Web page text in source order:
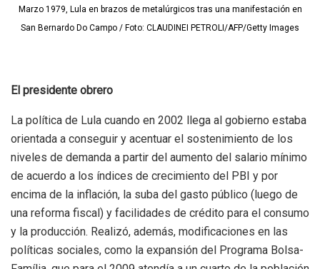
Marzo 1979, Lula en brazos de metalúrgicos tras una manifestación en
San Bernardo Do Campo / Foto: CLAUDINEI PETROLI/AFP/Getty Images
El presidente obrero
La política de Lula cuando en 2002 llega al gobierno estaba
orientada a conseguir y acentuar el sostenimiento de los
niveles de demanda a partir del aumento del salario mínimo
de acuerdo a los índices de crecimiento del PBI y por
encima de la inflación, la suba del gasto público (luego de
una reforma fiscal) y facilidades de crédito para el consumo
y la producción. Realizó, además, modificaciones en las
políticas sociales, como la expansión del Programa Bolsa-